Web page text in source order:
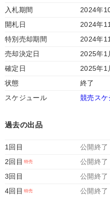
入札期間
2024年
開札日
2024年
特別売却期間
2024年
売却決定日
2025年1
確定日
2025年1
状態
終了
スケジュール
競売ス
過去の出品
1回目 公開終了
2回目
公開終了
3回目
公開終了
4回目
公開終了